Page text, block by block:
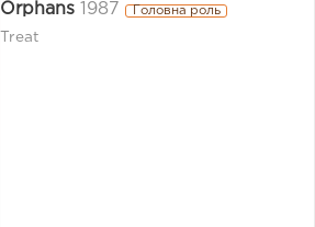
Orphans 1987 Головна роль
Treat